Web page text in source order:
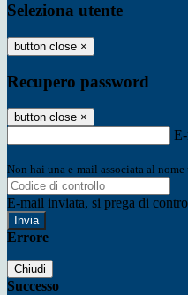
Seleziona utente
button close ×
Recupero password
button close ×
Non hai una e-mail associata al
E-mail inviata, si prega di
Errore
Chiudi
Successo